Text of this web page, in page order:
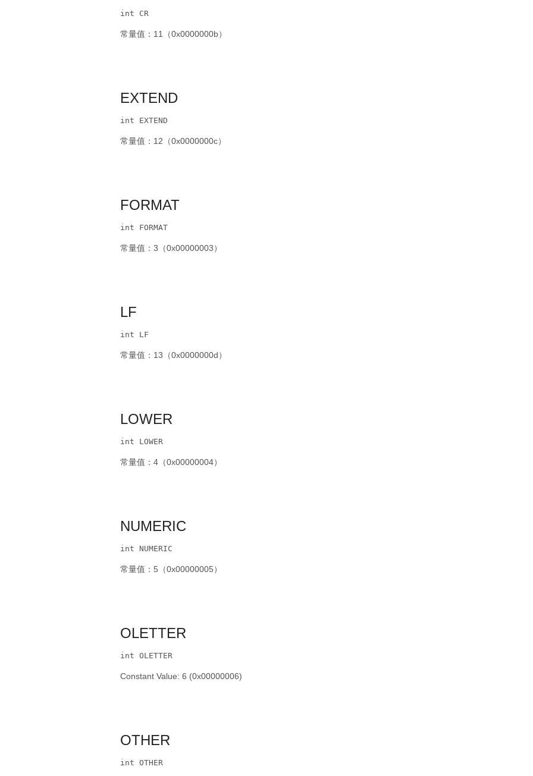
int CR
常量值：11（0x0000000b）
EXTEND
int EXTEND
常量值：12（0x0000000c）
FORMAT
int FORMAT
常量值：3（0x00000003）
LF
int LF
常量值：13（0x0000000d）
LOWER
int LOWER
常量值：4（0x00000004）
NUMERIC
int NUMERIC
常量值：5（0x00000005）
OLETTER
int OLETTER
Constant Value: 6 (0x00000006)
OTHER
int OTHER